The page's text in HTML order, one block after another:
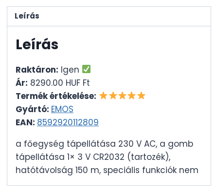
Leírás
Leírás
Raktáron: Igen
Ár: 8290.00 HUF Ft
Termék értékelése:
Gyártó: EMOS
EAN: 8592920112809
a főegység tápellátása 230 V AC, a gomb
tápellátása 1× 3 V CR2032 (tartozék),
hatótávolság 150 m, speciális funkciók nem